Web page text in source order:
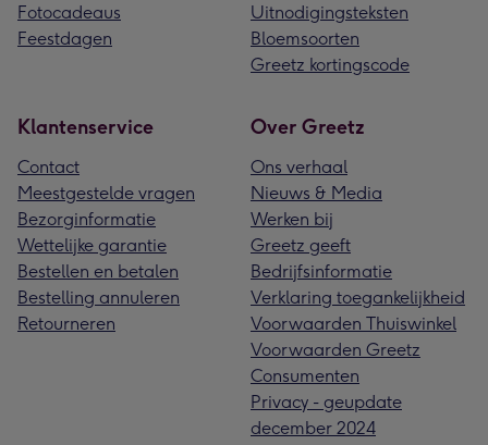
Fotocadeaus
Feestdagen
Uitnodigingsteksten
Bloemsoorten
Greetz kortingscode
Klantenservice
Contact
Meestgestelde vragen
Bezorginformatie
Wettelijke garantie
Bestellen en betalen
Bestelling annuleren
Retourneren
Over Greetz
Ons verhaal
Nieuws & Media
Werken bij
Greetz geeft
Bedrijfsinformatie
Verklaring toegankelijkheid
Voorwaarden Thuiswinkel
Voorwaarden Greetz
Consumenten
Privacy - geupdate
december 2024